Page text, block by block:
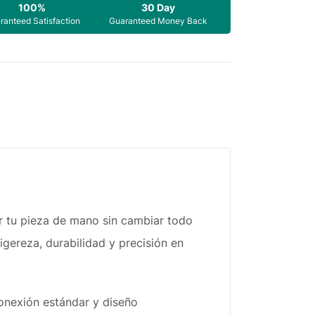
100%
Satisfaction
30 Day
Guaranteed Money Back
tu pieza de mano sin cambiar todo
durabilidad y precisión en
estándar y diseño